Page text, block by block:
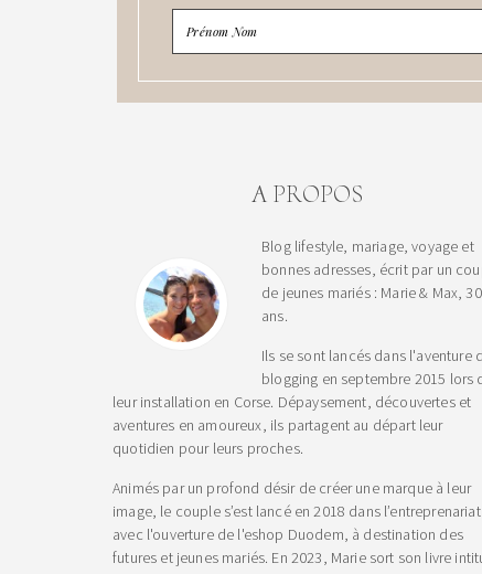
A PROPOS
Blog lifestyle, mariage, voyage et
bonnes adresses, écrit par un
de jeunes mariés : Marie & Max, 30
ans.
Ils se sont lancés dans l'aventure
blogging en septembre 2015 lors
leur installation en Corse. Dépaysement, découvertes et
aventures en amoureux, ils partagent au départ leur
quotidien pour leurs proches.
Animés par un profond désir de créer une marque à leur
image, le couple s’est lancé en 2018 dans l’entreprenariat
avec l'ouverture de l'eshop Duodem, à destination des
futures et jeunes mariés. En 2023, Marie sort son livre